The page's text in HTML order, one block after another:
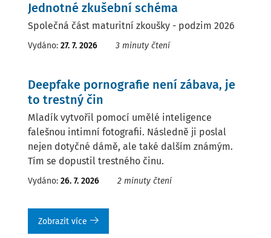
Jednotné zkušební schéma
Společná část maturitní zkoušky - podzim 2026
Vydáno: 27. 7. 2026 3 minuty čtení
Deepfake pornografie není zábava, je
to trestný čin
Mladík vytvořil pomocí umělé inteligence
falešnou intimní fotografii. Následně ji poslal
nejen dotyčné dámě, ale také dalším známým.
Tím se dopustil trestného činu.
Vydáno: 26. 7. 2026 2 minuty čtení
Zobrazit více